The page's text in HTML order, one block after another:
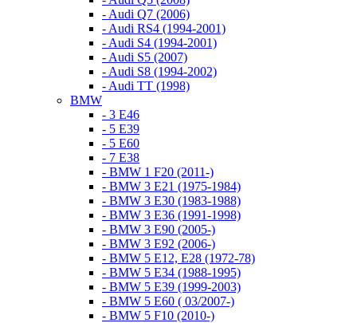
- Audi Q7 (2006)
- Audi RS4 (1994-2001)
- Audi S4 (1994-2001)
- Audi S5 (2007)
- Audi S8 (1994-2002)
- Audi TT (1998)
BMW
- 3 E46
- 5 E39
- 5 E60
- 7 E38
- BMW 1 F20 (2011-)
- BMW 3 E21 (1975-1984)
- BMW 3 E30 (1983-1988)
- BMW 3 E36 (1991-1998)
- BMW 3 E90 (2005-)
- BMW 3 E92 (2006-)
- BMW 5 E12, E28 (1972-78)
- BMW 5 E34 (1988-1995)
- BMW 5 E39 (1999-2003)
- BMW 5 E60 ( 03/2007-)
- BMW 5 F10 (2010-)